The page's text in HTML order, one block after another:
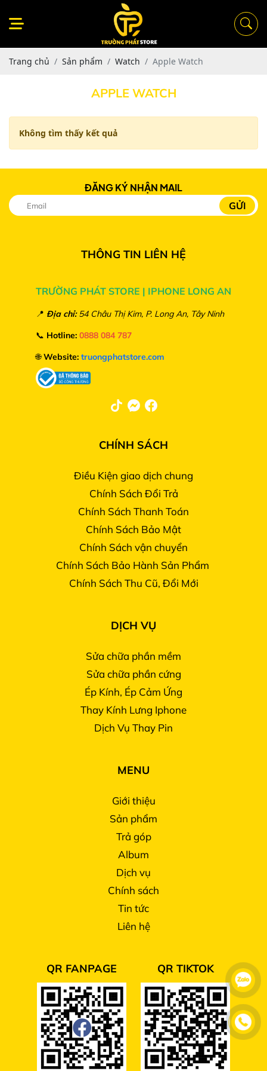
Trang chủ Sản phẩm Watch Apple Watch
APPLE WATCH
Không tìm thấy kết quả
ĐĂNG KÝ NHẬN MAIL
THÔNG TIN LIÊN HỆ
TRƯỜNG PHÁT STORE | IPHONE LONG AN
📍 Địa chỉ:54 Châu Thị Kim, P. Long An, Tây Ninh
📞 Hotline: 0888 084 787
🌐Website: truongphatstore.com
CHÍNH SÁCH
Điều Kiện giao dịch chung
Chính Sách Đổi Trả
Chính Sách Thanh Toán
Chính Sách Bảo Mật
Chính Sách vận chuyển
Chính Sách Bảo Hành Sản Phẩm
Chính Sách Thu Cũ, Đổi Mới
DỊCH VỤ
Sửa chữa phần mềm
Sửa chữa phần cứng
Ép Kính, Ép Cảm Ứng
Thay Kính Lưng Iphone
Dịch Vụ Thay Pin
MENU
Giới thiệu
Sản phẩm
Trả góp
Album
Dịch vụ
Chính sách
Tin tức
Liên hệ
QR FANPAGE QR TIKTOK